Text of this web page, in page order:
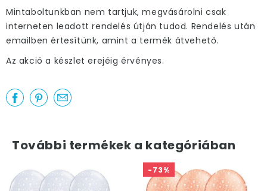
Mintaboltunkban nem tartjuk, megvásárolni csak
interneten leadott rendelés útján tudod. Rendelés után
emailben értesítünk, amint a termék átvehető.
Az akció a készlet erejéig érvényes.
További termékek a kategóriában
-73%